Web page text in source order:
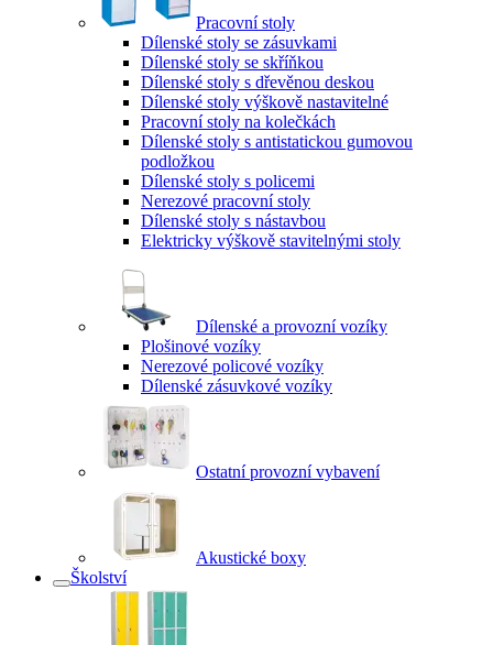
Pracovní stoly
Dílenské stoly se zásuvkami
Dílenské stoly se skříňkou
Dílenské stoly s dřevěnou deskou
Dílenské stoly výškově nastavitelné
Pracovní stoly na kolečkách
Dílenské stoly s antistatickou gumovou
podložkou
Dílenské stoly s policemi
Nerezové pracovní stoly
Dílenské stoly s nástavbou
Elektricky výškově stavitelnými stoly
Dílenské a provozní vozíky
Plošinové vozíky
Nerezové policové vozíky
Dílenské zásuvkové vozíky
Ostatní provozní vybavení
Akustické boxy
Školství